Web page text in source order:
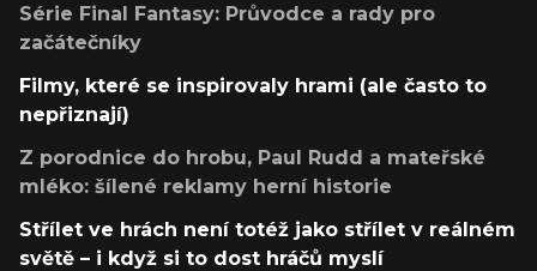
Série Final Fantasy: Průvodce a rady pro
začátečníky
Filmy, které se inspirovaly hrami (ale často to
nepřiznají)
Z porodnice do hrobu, Paul Rudd a mateřské
mléko: šílené reklamy herní historie
Střílet ve hrách není totéž jako střílet v reálném
světě – i když si to dost hráčů myslí